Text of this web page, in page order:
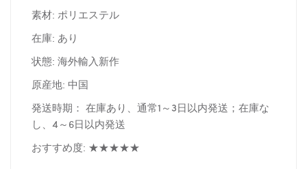
素材: ポリエステル
在庫: あり
状態: 海外輸入新作
原産地: 中国
発送時期： 在庫あり、通常1～3日以内発送；在庫な
し、4～6日以内発送
おすすめ度: ★★★★★